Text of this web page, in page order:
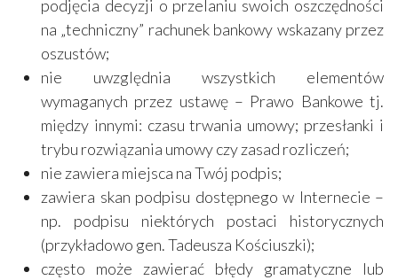
podjęcia decyzji o przelaniu swoich oszczędności
na „techniczny” rachunek bankowy wskazany przez
oszustów;
nie uwzględnia wszystkich elementów
wymaganych przez ustawę – Prawo Bankowe tj.
między innymi: czasu trwania umowy; przesłanki i
trybu rozwiązania umowy czy zasad rozliczeń;
nie zawiera miejsca na Twój podpis;
zawiera skan podpisu dostępnego w Internecie –
np. podpisu niektórych postaci historycznych
(przykładowo gen. Tadeusza Kościuszki);
często może zawierać błędy gramatyczne lub